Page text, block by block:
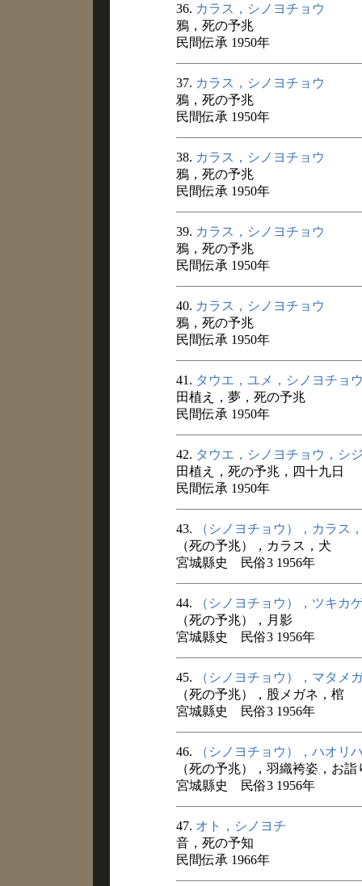
36. カラス，シノヨチョウ
鴉，死の予兆
民間伝承 1950年
37. カラス，シノヨチョウ
鴉，死の予兆
民間伝承 1950年
38. カラス，シノヨチョウ
鴉，死の予兆
民間伝承 1950年
39. カラス，シノヨチョウ
鴉，死の予兆
民間伝承 1950年
40. カラス，シノヨチョウ
鴉，死の予兆
民間伝承 1950年
41. タウエ，ユメ，シノヨチョ
田植え，夢，死の予兆
民間伝承 1950年
42. タウエ，シノヨチョウ，シ
田植え，死の予兆，四十九日
民間伝承 1950年
43.
（シノヨチョウ），カラス
（死の予兆），カラス，犬
宮城縣史 民俗3 1956年
44.
（シノヨチョウ），ツキカ
（死の予兆），月影
宮城縣史 民俗3 1956年
45.
（シノヨチョウ），マタメ
（死の予兆），股メガネ，棺
宮城縣史 民俗3 1956年
46.
（シノヨチョウ），ハオリ
（死の予兆），羽織袴姿，お詣
宮城縣史 民俗3 1956年
47. オト，シノヨチ
音，死の予知
民間伝承 1966年